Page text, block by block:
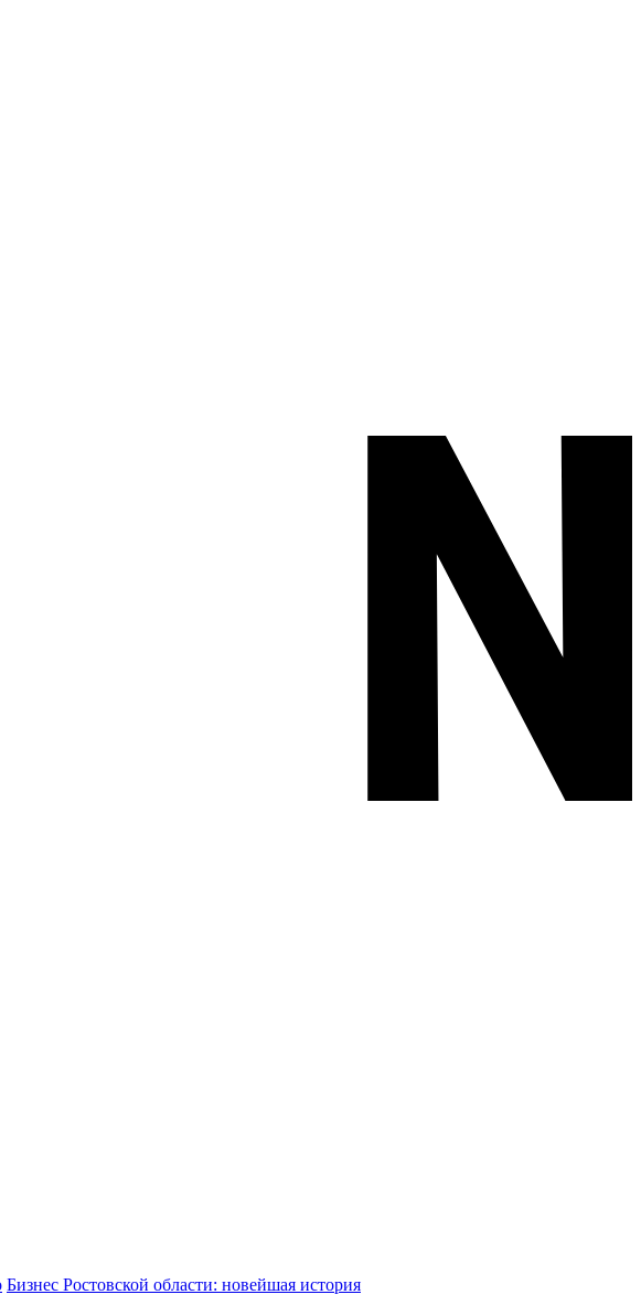
Бизнес Ростовской области: новейшая история